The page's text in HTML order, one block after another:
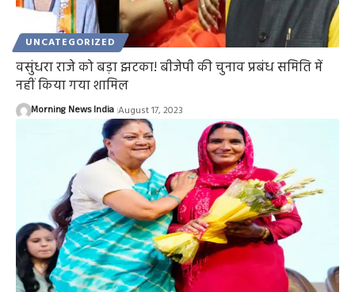
UNCATEGORIZED
वसुंधरा राजे को बड़ा झटका! बीजेपी की चुनाव प्रबंध समिति में
नहीं किया गया शामिल
Morning News India August 17, 2023